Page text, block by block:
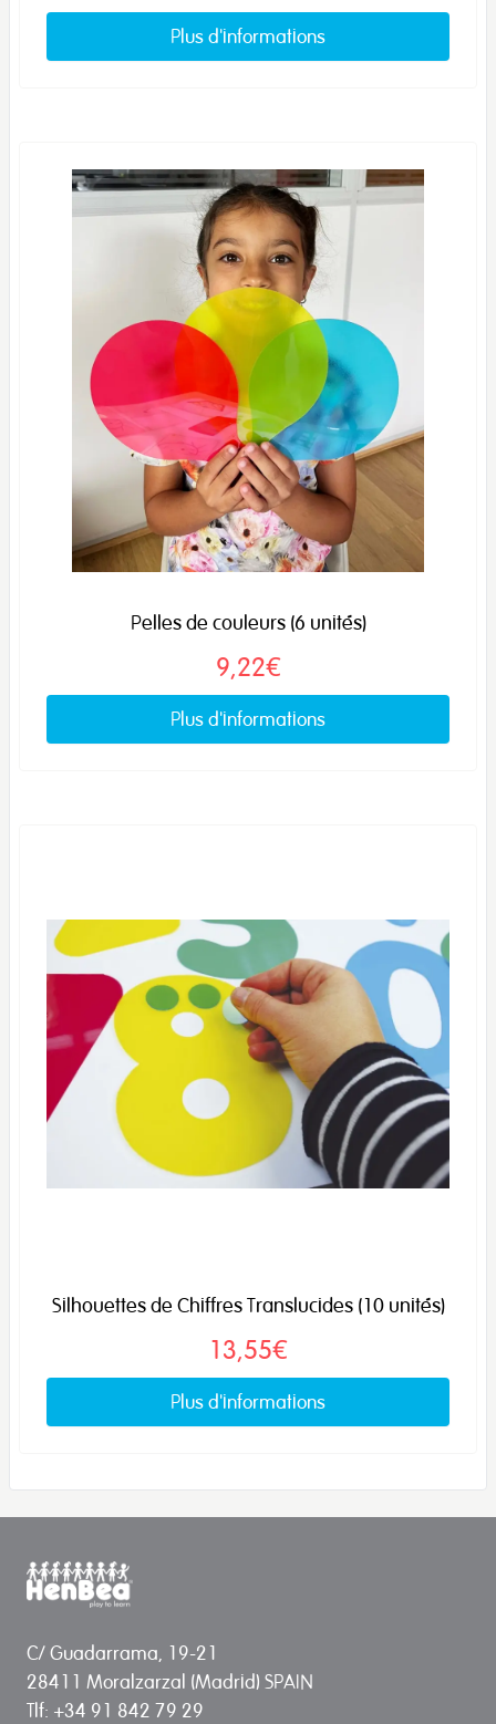
Plus d'informations
Pelles de couleurs (6 unités)
9,22€
Plus d'informations
Silhouettes de Chiffres Translucides (10 unités)
13,55€
Plus d'informations
C/ Guadarrama, 19-21
28411 Moralzarzal (Madrid) SPAIN
Tlf: +34 91 842 79 29